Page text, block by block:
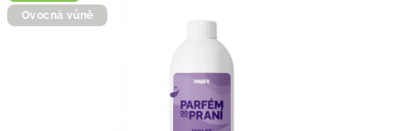
je
0,0
Ovocná vůně